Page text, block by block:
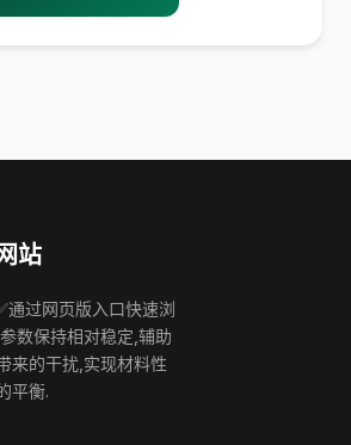
站
过网页版入口快速浏
数保持相对稳定,辅助
来的干扰,实现材料性
平衡.